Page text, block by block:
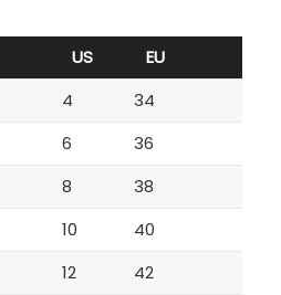
US
EU
4
34
6
36
8
38
10
40
12
42